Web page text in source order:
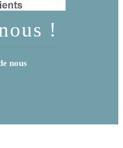
!
nous